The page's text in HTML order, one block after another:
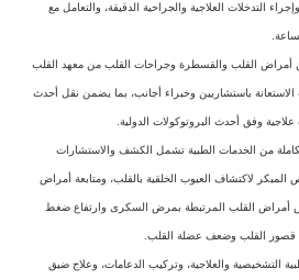
التدخلات العلاجية والجراحية الدقيقة، والتعامل مع
أمراض القلب والقسطرة وجراحات القلب من معهد القلب
باستشاريين وخبراء أجانب، بما يضمن نقل أحدث
وفق أحدث البروتوكولات الدولية.
من الخدمات الطبية تشمل الكشف والاستشارات
لاكتشاف العيوب الخلقية بالقلب، ومتابعة أمراض
أمراض القلب المرتبطة بمرض السكرى وارتفاع ضغط
قصور القلب وضعف عضلة القلب.
التشخيصية والعلاجية، وتركيب الدعامات، وعلاج ضيق